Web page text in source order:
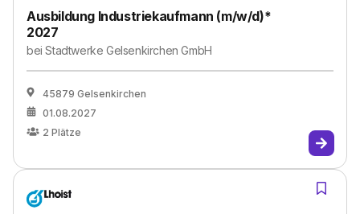
Ausbildung Industriekaufmann (m/w/d)*
2027
beiStadtwerke Gelsenkirchen GmbH
45879 Gelsenkirchen
01.08.2027
2 Plätze